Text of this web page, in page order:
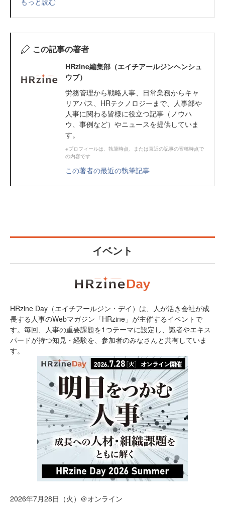
この記事の著者
HRzine編集部（エイチアールジンヘンシュ
ウブ）
労務管理から戦略人事、日常業務からキャ
リアパス、HRテクノロジーまで、人事部や
人事に関わる皆様に役立つ記事（ノウハ
ウ、事例など）やニュースを提供していま
す。
※プロフィールは、執筆時点、または直近の記事の寄稿時点で
の内容です
この著者の最近の執筆記事
イベント
HRzine Day（エイチアールジン・デイ）は、人が活き会社が成
長する人事のWebマガジン「HRzine」が主催するイベントで
す。毎回、人事の重要課題を1つテーマに設定し、識者やエキス
パードが持つ知見・経験を、参加者のみなさんと共有していま
す。
2026年7月28日（火）＠オンライン